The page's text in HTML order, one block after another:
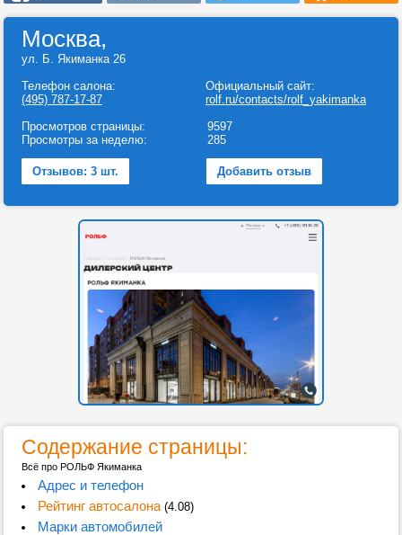
Москва,
ул. Б. Якиманка 26
Телефон салона:
(495) 787-17-87
Официальный сайт:
rolf.ru/contacts/rolf_yakimanka
Просмотров страницы:
Просмотры за неделю:
9597
285
Отзывов: 3 шт. Добавить отзыв
Содержание страницы:
Всё про РОЛЬФ Якиманка
Адрес и телефон
Рейтинг автосалона(4.08)
Марки автомобилей